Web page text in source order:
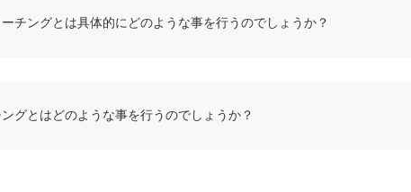
チングとは具体的にどのような事を行うのでしょうか？
グとはどのような事を行うのでしょうか？